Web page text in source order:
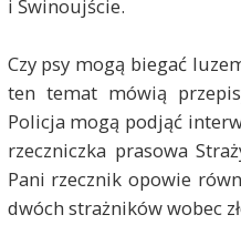
i Świnoujście.
Czy psy mogą biegać
ten temat mówią
Policja mogą podjąć
rzeczniczka prasowa
Pani rzecznik opowie
dwóch strażników wobec